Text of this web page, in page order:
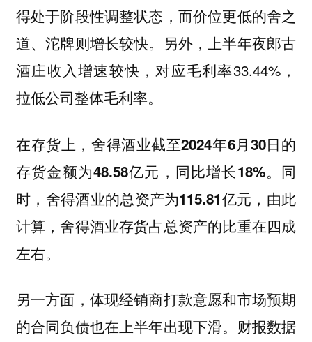
得处于阶段性调整状态，而价位更低的舍之
道、沱牌则增长较快。另外，上半年夜郎古
酒庄收入增速较快，对应毛利率33.44%，
拉低公司整体毛利率。
在存货上，舍得酒业截至2024年6月30日的
存货金额为48.58亿元，同比增长18%。同
时，舍得酒业的总资产为115.81亿元，由此
计算，舍得酒业存货占总资产的比重在四成
左右。
另一方面，体现经销商打款意愿和市场预期
的合同负债也在上半年出现下滑。财报数据